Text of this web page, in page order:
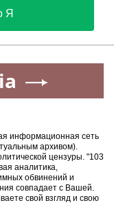
Я
информационная сеть
архивом).
цензуры. "103
аналитика,
обвинений и
совпадает с Вашей.
свой взгляд и свою